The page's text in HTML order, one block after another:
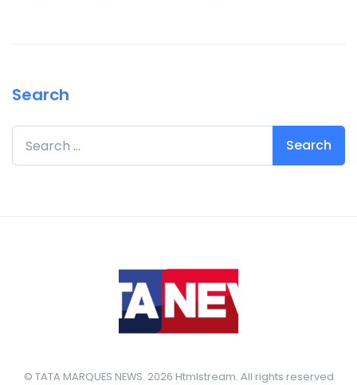
Search
Search for:
© TATA MARQUES NEWS. 2026 Htmlstream. All rights reserved